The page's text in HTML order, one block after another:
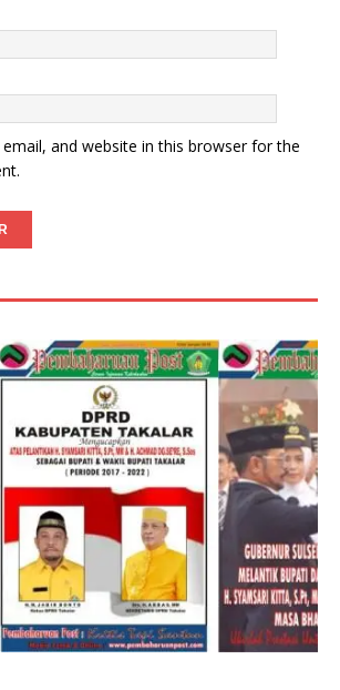
and website in this browser for the